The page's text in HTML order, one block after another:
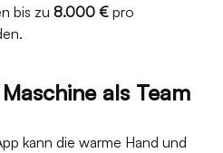
bis zu 8.000 € pro
als Team
kann die warme Hand und